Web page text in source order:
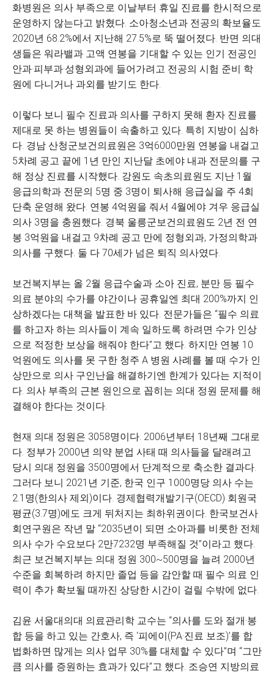
화병원은 의사 부족으로 이날부터 휴일 진료를 한시적으로
운영하지 않는다고 밝혔다. 소아청소년과 전공의 확보율도
2020년 68.2%에서 지난해 27.5%로 뚝 떨어졌다. 반면 의대
생들은 워라밸과 고액 연봉을 기대할 수 있는 인기 전공인
안과·피부과·성형외과에 들어가려고 전공의 시험 준비 학
원에 다니거나 과외를 받기도 한다.
이렇다 보니 필수 진료과 의사를 구하지 못해 환자 진료를
제대로 못 하는 병원들이 속출하고 있다. 특히 지방이 심하
다. 경남 산청군보건의료원은 3억6000만원 연봉을 내걸고
5차례 공고 끝에 1년 만인 지난달 초에야 내과 전문의를 구
해 정상 진료를 시작했다. 강원도 속초의료원도 지난 1월
응급의학과 전문의 5명 중 3명이 퇴사해 응급실을 주 4회
단축 운영해 왔다. 연봉 4억원을 줘서 4월에야 겨우 응급실
의사 3명을 충원했다. 경북 울릉군보건의료원도 2년 전 연
봉 3억원을 내걸고 9차례 공고 만에 정형외과, 가정의학과
의사를 구했다. 둘 다 70세가 넘은 퇴직 의사였다.
보건복지부는 올 2월 응급수술과 소아 진료, 분만 등 필수
의료 분야의 수가를 야간이나 공휴일엔 최대 200%까지 인
상하겠다는 대책을 발표한 바 있다. 전문가들은 “필수 의료
를 하고자 하는 의사들이 계속 일하도록 하려면 수가 인상
으로 적정한 보상을 해줘야 한다”고 했다. 하지만 연봉 10
억원에도 의사를 못 구한 청주 A 병원 사례를 볼 때 수가 인
상만으로 의사 구인난을 해결하기엔 한계가 있다는 지적이
다. 의사 부족의 근본 원인으로 꼽히는 의대 정원 문제를 해
결해야 한다는 것이다.
현재 의대 정원은 3058명이다. 2006년부터 18년째 그대로
다. 정부가 2000년 의약 분업 사태 때 의사들을 달래려고
당시 의대 정원을 3500명에서 단계적으로 축소한 결과다.
그러다 보니 2021년 기준, 한국 인구 1000명당 의사 수는
2.1명(한의사 제외)이다. 경제협력개발기구(OECD) 회원국
평균(3.7명)에도 크게 뒤처지는 최하위권이다. 한국보건사
회연구원은 작년 말 “2035년이 되면 소아과를 비롯한 전체
의사 수가 수요보다 2만7232명 부족해질 것”이라고 했다.
최근 보건복지부는 의대 정원 300~500명을 늘려 2000년
수준을 회복하려 하지만 졸업 등을 감안할 때 필수 의료 인
력이 추가 확보될 때까진 상당한 시간이 걸릴 수밖에 없다.
김윤 서울대의대 의료관리학 교수는 “의사를 도와 절개·봉
합 등을 하고 있는 간호사, 즉 ‘피에이(PA·진료 보조)’를 합
법화하면 많게는 의사 업무 30%를 대체할 수 있다”며 “그만
큼 의사를 증원하는 효과가 있다”고 했다. 조승연 지방의료